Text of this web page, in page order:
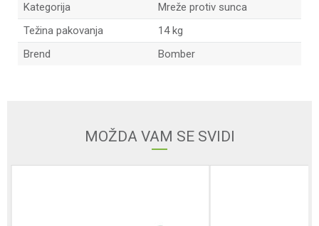
Kategorija
Mreže protiv sunca
Težina pakovanja
14 kg
Brend
Bomber
MOŽDA VAM SE SVIDI